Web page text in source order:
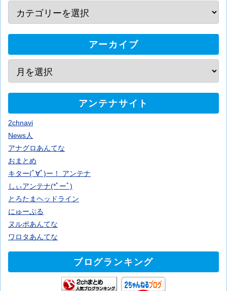
アーカイブ
アンテナサイト
2chnavi
News人
アナグロあんてな
おまとめ
キター(ﾟ∀ﾟ)ー！ アンテナ
しぃアンテナ(*ﾟーﾟ)
とろたまヘッドライン
にゅーぷる
ヌルポあんてな
ワロタあんてな
ブログランキング